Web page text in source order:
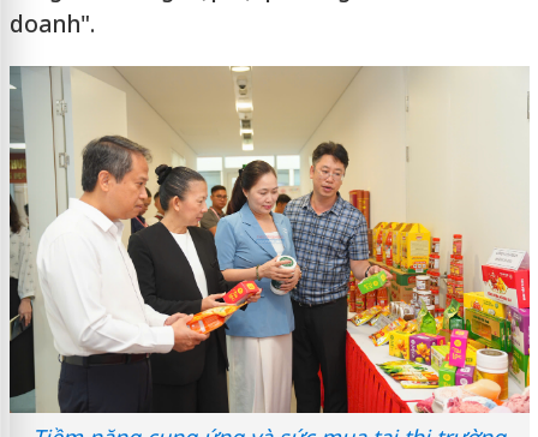
doanh".